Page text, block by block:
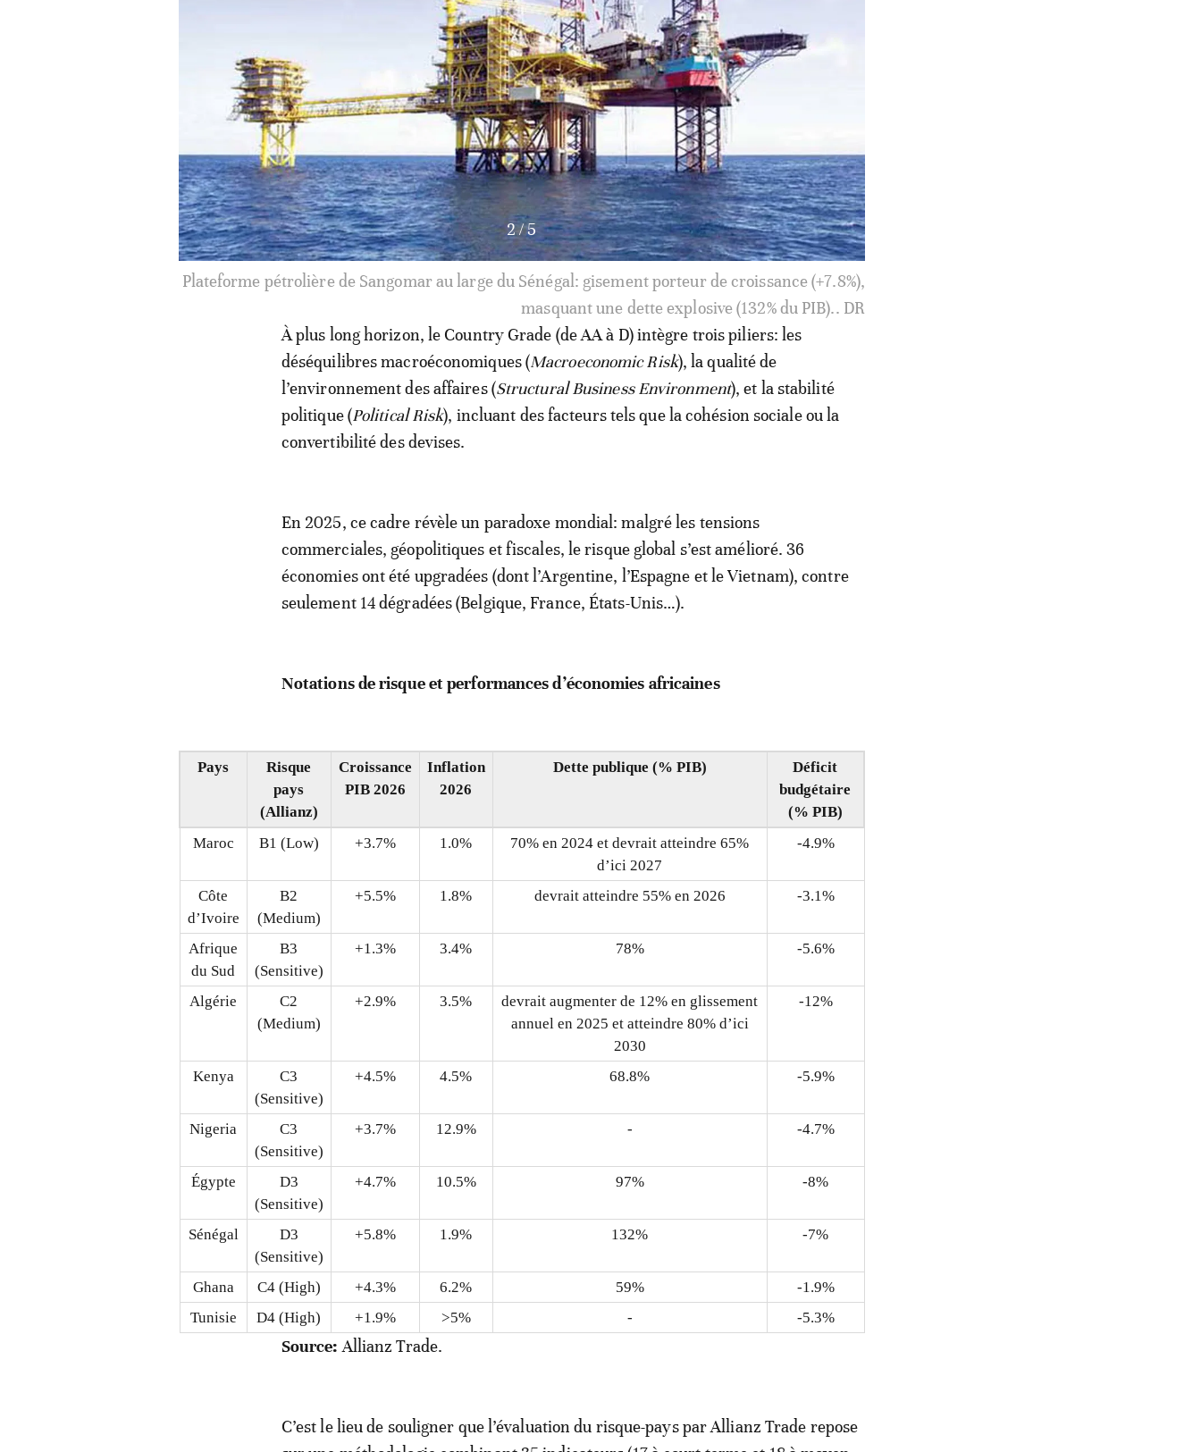
3/5
Jeunes diplômés chômeurs à Tunis: Illustration du chômage endémique des jeunes (40%), frein à
la stabilité sociale.. DR
À plus long horizon, le Country Grade (de AA à D) intègre trois piliers: les
déséquilibres macroéconomiques (Macroeconomic Risk), la qualité de
l’environnement des affaires (Structural Business Environment), et la stabilité
politique (Political Risk), incluant des facteurs tels que la cohésion sociale ou la
convertibilité des devises.
En 2025, ce cadre révèle un paradoxe mondial: malgré les tensions
commerciales, géopolitiques et fiscales, le risque global s’est amélioré. 36
économies ont été upgradées (dont l’Argentine, l’Espagne et le Vietnam), contre
seulement 14 dégradées (Belgique, France, États-Unis…).
Notations de risque et performances d’économies africaines
Pays
Risque
pays
(Allianz)
Croissance
PIB 2026
Inflation
2026
Dette publique (% PIB)
Déficit
budgétaire
(% PIB)
Maroc
B1 (Low) +3.7% 1.0%
70% en 2024 et devrait atteindre 65%
d’ici 2027
-4.9%
Côte
d’Ivoire
B2
(Medium)
+5.5% 1.8% devrait atteindre 55% en 2026 -3.1%
Afrique
du Sud
B3
(Sensitive)
+1.3% 3.4% 78% -5.6%
Algérie
C2
(Medium)
+2.9% 3.5%
devrait augmenter de 12% en glissement
annuel en 2025 et atteindre 80% d’ici
2030
-12%
Kenya
C3
(Sensitive)
+4.5% 4.5% 68.8% -5.9%
Nigeria
C3
(Sensitive)
+3.7% 12.9% - -4.7%
Égypte
D3
(Sensitive)
+4.7% 10.5% 97% -8%
Sénégal
D3
(Sensitive)
+5.8% 1.9% 132% -7%
Ghana C4 (High) +4.3% 6.2% 59%
-1.9%
Tunisie
D4 (High) +1.9% >5% - -5.3%
Source: Allianz Trade.
C’est le lieu de souligner que l’évaluation du risque-pays par Allianz Trade repose